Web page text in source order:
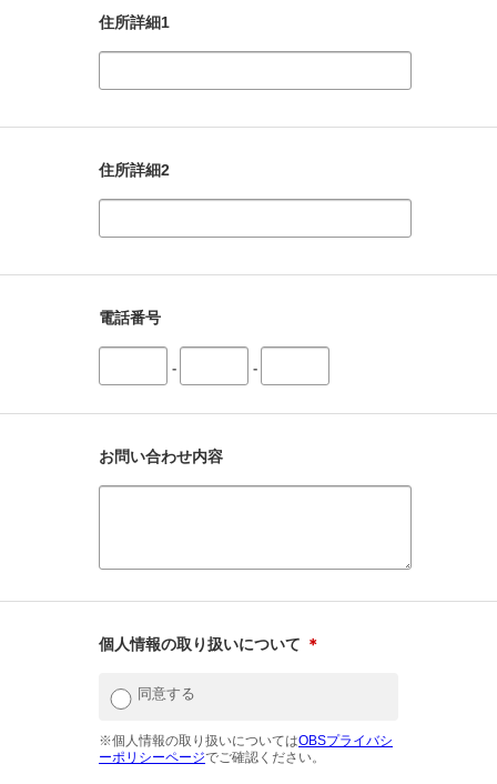
住所詳細1
住所詳細2
電話番号
- -
お問い合わせ内容
個人情報の取り扱いについて ＊
同意する
※個人情報の取り扱いについてはOBSプライバシ
ーポリシーページでご確認ください。